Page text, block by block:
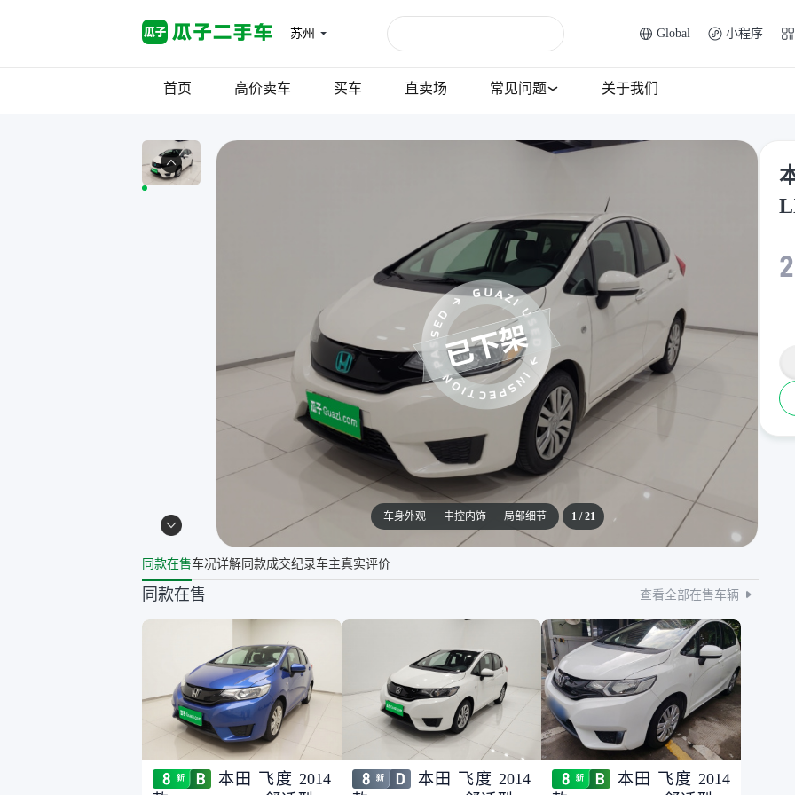
苏州 Global 小程序
首页 高价卖车 买车 直卖场 常见问题 关于我们
车身外观 中控内饰 局部细节 1/21
同款在售车况详解同款成交纪录车主真实评价
同款在售 查看全部在售车辆
本田 飞度 2014
本田 飞度 2014
本田 飞度 2014